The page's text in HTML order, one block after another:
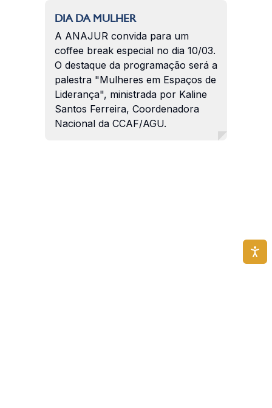
DIA DA MULHER
A ANAJUR convida para um
coffee break especial no dia 10/03.
O destaque da programação será a
palestra "Mulheres em Espaços de
Liderança", ministrada por Kaline
Santos Ferreira, Coordenadora
Nacional da CCAF/AGU.